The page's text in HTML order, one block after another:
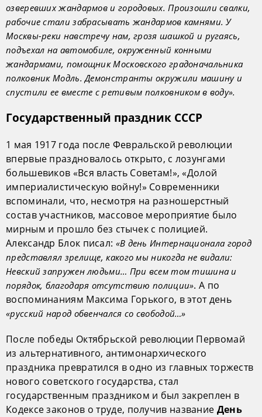
озверевших жандармов и городовых. Произошли свалки,
рабочие стали забрасывать жандармов камнями. У
Москвы-реки навстречу нам, грозя шашкой и ругаясь,
подъехал на автомобиле, окруженный конными
жандармами, помощник Московского градоначальника
полковник Модль. Демонстранты окружили машину и
спустили ее вместе с ретивым полковником в воду».
Государственный праздник СССР
1 мая 1917 года после Февральской революции
впервые праздновалось открыто, с лозунгами
большевиков «Вся власть Советам!», «Долой
империалистическую войну!» Современники
вспоминали, что, несмотря на разношерстный
состав участников, массовое мероприятие было
мирным и прошло без стычек с полицией.
Александр Блок писал: «В день Интернационала город
представлял зрелище, какого мы никогда не видали:
Невский запружен людьми… При всем том тишина и
порядок, благодаря отсутствию полиции». А по
воспоминаниям Максима Горького, в этот день
«русский народ обвенчался со свободой…»
После победы Октябрьской революции Первомай
из альтернативного, антимонархического
праздника превратился в одно из главных торжеств
нового советского государства, стал
государственным праздником и был закреплен в
Кодексе законов о труде, получив название День